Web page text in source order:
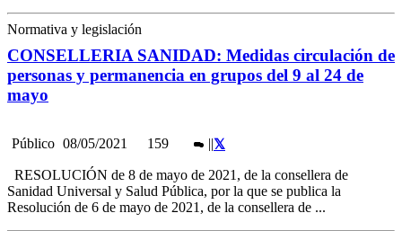
Normativa y legislación
CONSELLERIA SANIDAD: Medidas circulación de
personas y permanencia en grupos del 9 al 24 de
mayo
Público 08/05/2021 159 ||
RESOLUCIÓN de 8 de mayo de 2021, de la consellera de
Sanidad Universal y Salud Pública, por la que se publica la
Resolución de 6 de mayo de 2021, de la consellera de ...